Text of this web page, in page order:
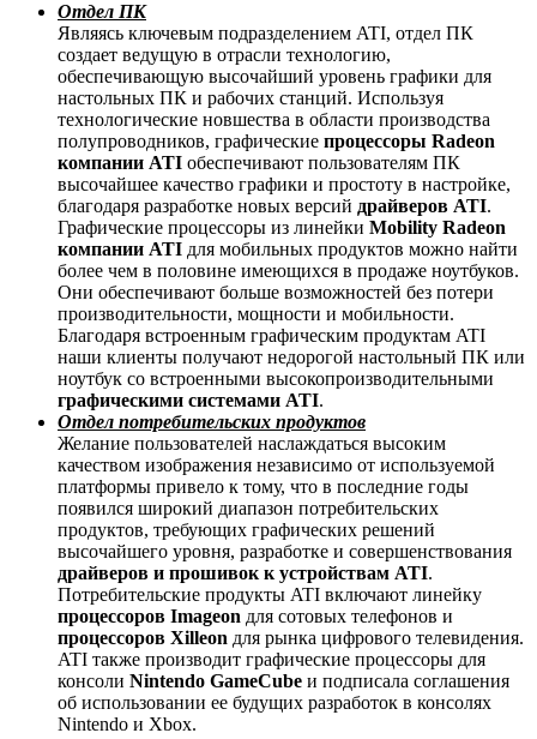
Отдел ПК
Являясь ключевым подразделением ATI, отдел ПК
создает ведущую в отрасли технологию,
обеспечивающую высочайший уровень графики для
настольных ПК и рабочих станций. Используя
технологические новшества в области производства
полупроводников, графические процессоры Radeon
компании ATI обеспечивают пользователям ПК
высочайшее качество графики и простоту в настройке,
благодаря разработке новых версий драйверов ATI.
Графические процессоры из линейки Mobility Radeon
компании ATI для мобильных продуктов можно найти
более чем в половине имеющихся в продаже ноутбуков.
Они обеспечивают больше возможностей без потери
производительности, мощности и мобильности.
Благодаря встроенным графическим продуктам ATI
наши клиенты получают недорогой настольный ПК или
ноутбук со встроенными высокопроизводительными
графическими системами ATI.
Отдел потребительских продуктов
Желание пользователей наслаждаться высоким
качеством изображения независимо от используемой
платформы привело к тому, что в последние годы
появился широкий диапазон потребительских
продуктов, требующих графических решений
высочайшего уровня, разработке и совершенствования
драйверов и прошивок к устройствам ATI.
Потребительские продукты ATI включают линейку
процессоров Imageon для сотовых телефонов и
процессоров Xilleon для рынка цифрового телевидения.
ATI также производит графические процессоры для
консоли Nintendo GameCube и подписала соглашения
об использовании ее будущих разработок в консолях
Nintendo и Xbox.